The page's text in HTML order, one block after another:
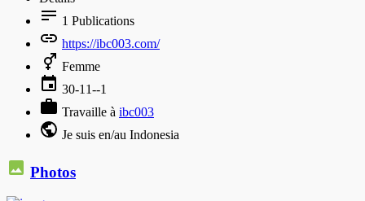
1 Publications
https://ibc003.com/
Femme
30-11--1
Travaille à ibc003
Je suis en/au Indonesia
Photos